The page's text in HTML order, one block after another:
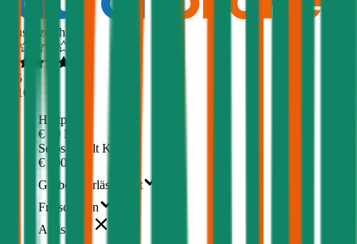
Ausgezeichnet
4,5
510
Haftpflicht
€ 20 Mio.
Selbstbehalt Kasko
€ 500
Grobe Fahrlässigkeit
Freischaden
Assistance